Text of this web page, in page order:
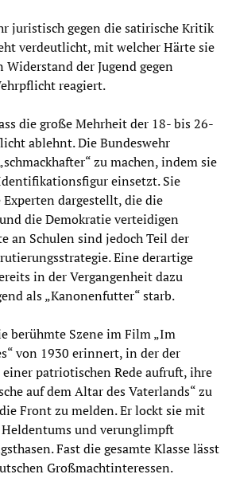
juristisch gegen die satirische Kritik
verdeutlicht, mit welcher Härte sie
Widerstand der Jugend gegen
reagiert.
die große Mehrheit der 18- bis 26-
ablehnt. Die Bundeswehr
zu machen, indem sie
einsetzt. Sie
dargestellt, die die
die Demokratie verteidigen
an Schulen sind jedoch Teil der
Eine derartige
in der Vergangenheit dazu
als „Kanonenfutter“ starb.
berühmte Szene im Film „Im
von 1930 erinnert, in der der
patriotischen Rede aufruft, ihre
auf dem Altar des Vaterlands“ zu
Front zu melden. Er lockt sie mit
und verunglimpft
Fast die gesamte Klasse lässt
Großmachtinteressen.